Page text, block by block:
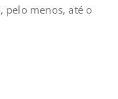
pelo menos, até o